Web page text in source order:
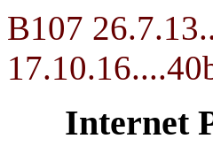
B107
Internet